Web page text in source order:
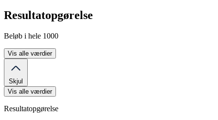
Resultatopgørelse
Beløb i hele 1000
Vis alle værdier
Skjul
Vis alle værdier
Resultatopgørelse